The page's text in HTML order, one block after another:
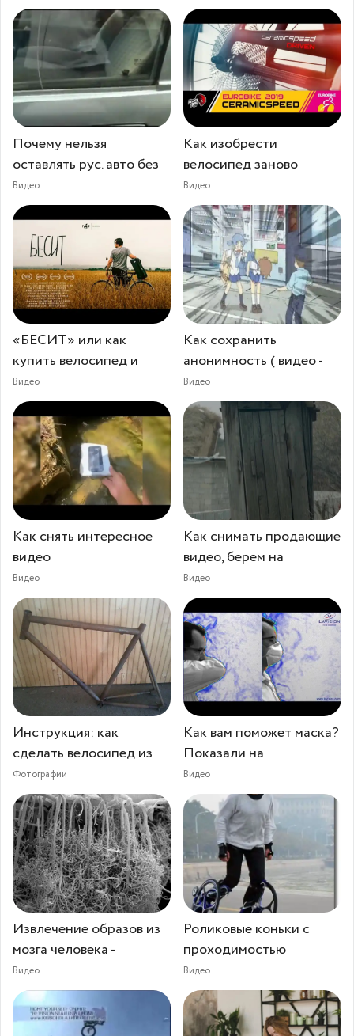
Почему нельзя
оставлять рус. авто без
Видео
Как изобрести
велосипед заново
Видео
«БЕСИТ» или как
купить велосипед и
Видео
Как сохранить
анонимность ( видео -
Видео
Как снять интересное
видео
Видео
Как снимать продающие
видео, берем на
Видео
Инструкция: как
сделать велосипед из
Фотографии
Как вам поможет маска?
Показали на
Видео
Извлечение образов из
мозга человека -
Видео
Роликовые коньки с
проходимостью
Видео